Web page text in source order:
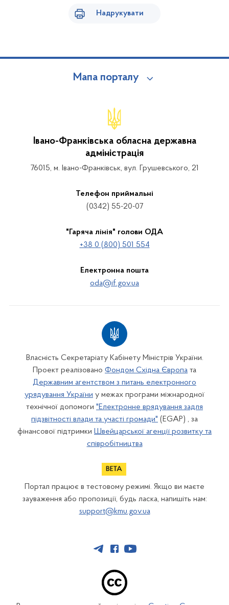
Надрукувати
Мапа порталу
Івано-Франківська обласна державна
адміністрація
76015, м. Івано-Франківськ, вул. Грушевського, 21
Телефон приймальні
(0342) 55-20-07
"Гаряча лінія" голови ОДА
+38 0 (800) 501 554
Електронна пошта
oda@if.gov.ua
Власність Секретаріату Кабінету Міністрів України.
Проект реалізовано Фондом Східна Європа та
Державним агентством з питань електронного
урядування України у межах програми міжнародної
технічної допомоги "Електронне врядування задля
підзвітності влади та участі громади" (EGAP) , за
фінансової підтримки Швейцарської агенції розвитку та
співробітництва
Портал працює в тестовому режимі. Якщо ви маєте
зауваження або пропозиції, будь ласка, напишіть нам:
support@kmu.gov.ua